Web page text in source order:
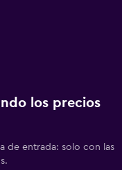
los precios
de entrada: solo con las